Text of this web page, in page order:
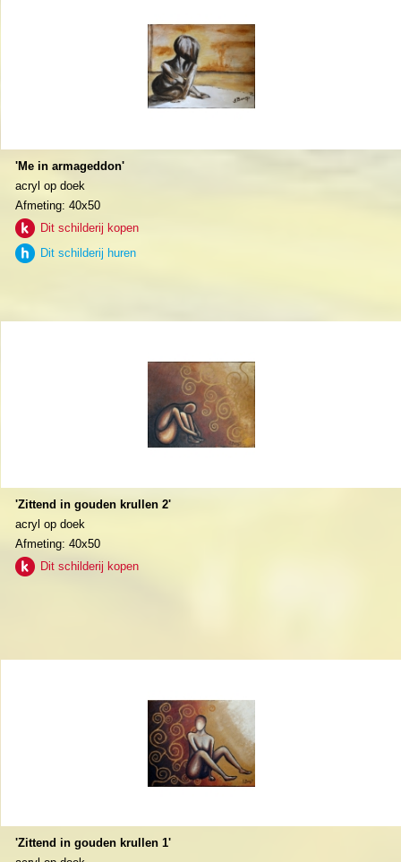
'Me in armageddon'
acryl op doek
Afmeting: 40x50
Dit schilderij kopen
Dit schilderij huren
'Zittend in gouden krullen 2'
acryl op doek
Afmeting: 40x50
Dit schilderij kopen
'Zittend in gouden krullen 1'